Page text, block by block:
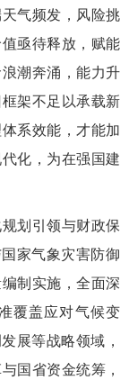
气频发，风险挑
亟待释放，赋能
潮奔涌，能力升
架不足以承载新
系效能，才能加
化，为在强国建
划引领与财政保
家气象灾害防御
制实施，全面深
覆盖应对气候变
展等战略领域，
国省资金统筹，